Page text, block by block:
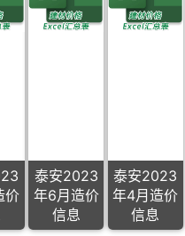
价
泰安2023
年6月造价
信息
泰安2023
年4月造价
信息